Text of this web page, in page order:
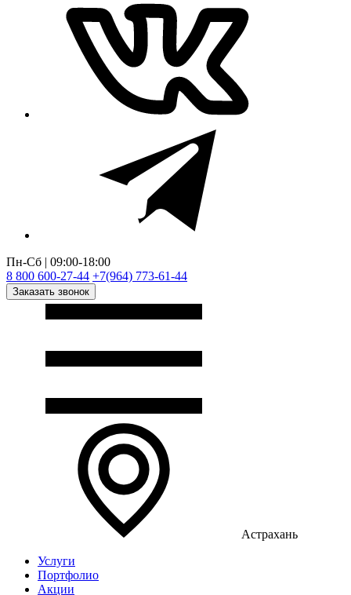
Пн-Сб | 09:00-18:00
8 800 600-27-44 +7(964) 773-61-44
Заказать звонок
Астрахань
Услуги
Портфолио
Акции